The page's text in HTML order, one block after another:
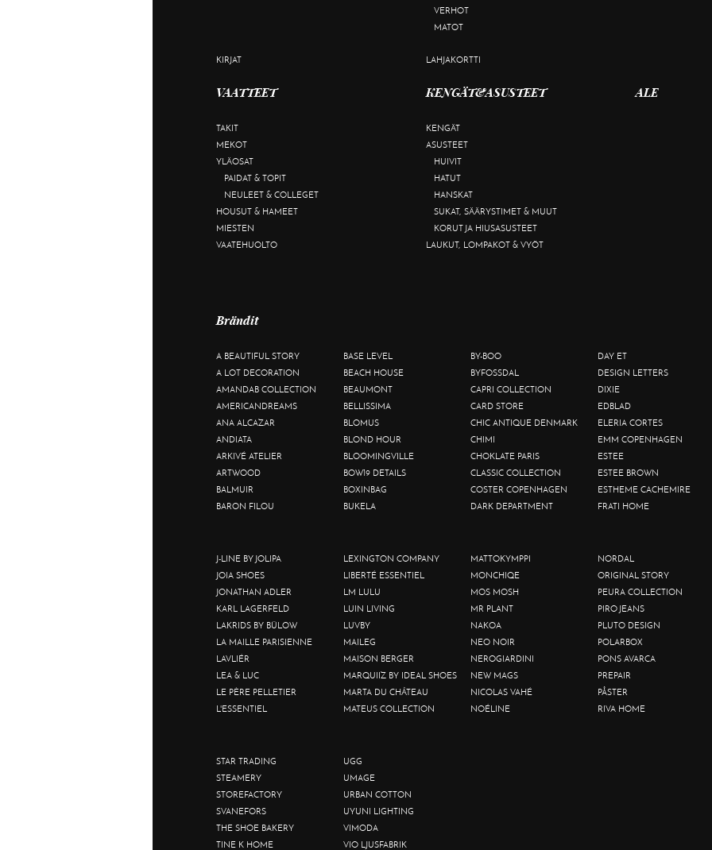
VERHOT
MATOT
KIRJAT LAHJAKORTTI
VAATTEET
TAKIT
MEKOT
YLÄOSAT
PAIDAT & TOPIT
NEULEET & COLLEGET
HOUSUT & HAMEET
MIESTEN
VAATEHUOLTO
KENGÄT&ASUSTEET
KENGÄT
ASUSTEET
HUIVIT
HATUT
HANSKAT
SUKAT, SÄÄRYSTIMET & MUUT
KORUT JA HIUSASUSTEET
LAUKUT, LOMPAKOT & VYÖT
ALE
Brändit
A BEAUTIFUL STORY
A LOT DECORATION
AMANDAB COLLECTION
AMERICANDREAMS
ANA ALCAZAR
ANDIATA
ARKIVÉ ATELIER
ARTWOOD
BALMUIR
BARON FILOU
BASE LEVEL
BEACH HOUSE
BEAUMONT
BELLISSIMA
BLOMUS
BLOND HOUR
BLOOMINGVILLE
BOW19 DETAILS
BOXINBAG
BUKELA
BY-BOO
BYFOSSDAL
CAPRI COLLECTION
CARD STORE
CHIC ANTIQUE DENMARK
CHIMI
CHOKLATE PARIS
CLASSIC COLLECTION
COSTER COPENHAGEN
DARK DEPARTMENT
DAY ET
DESIGN LETTERS
DIXIE
EDBLAD
ELERIA CORTES
EMM COPENHAGEN
ESTEE
ESTEE BROWN
ESTHEME CACHEMIRE
FRATI HOME
J-LINE BY JOLIPA
JOIA SHOES
JONATHAN ADLER
KARL LAGERFELD
LAKRIDS BY BÜLOW
LA MAILLE PARISIENNE
LAVLIÉR
LEA & LUC
LE PÈRE PELLETIER
L'ESSENTIEL
LEXINGTON COMPANY
LIBERTÉ ESSENTIEL
LM LULU
LUIN LIVING
LUVBY
MAILEG
MAISON BERGER
MARQUIIZ BY IDEAL SHOES
MARTA DU CHÂTEAU
MATEUS COLLECTION
MATTOKYMPPI
MONCHIQE
MOS MOSH
MR PLANT
NAKOA
NEO NOIR
NEROGIARDINI
NEW MAGS
NICOLAS VAHÉ
NOÉLINE
NORDAL
ORIGINAL STORY
PEURA COLLECTION
PIRO JEANS
PLUTO DESIGN
POLARBOX
PONS AVARCA
PREPAIR
PÅSTER
RIVA HOME
STAR TRADING
STEAMERY
STOREFACTORY
SVANEFORS
THE SHOE BAKERY
TINE K HOME
UGG
UMAGE
URBAN COTTON
UYUNI LIGHTING
VIMODA
VIO LJUSFABRIK